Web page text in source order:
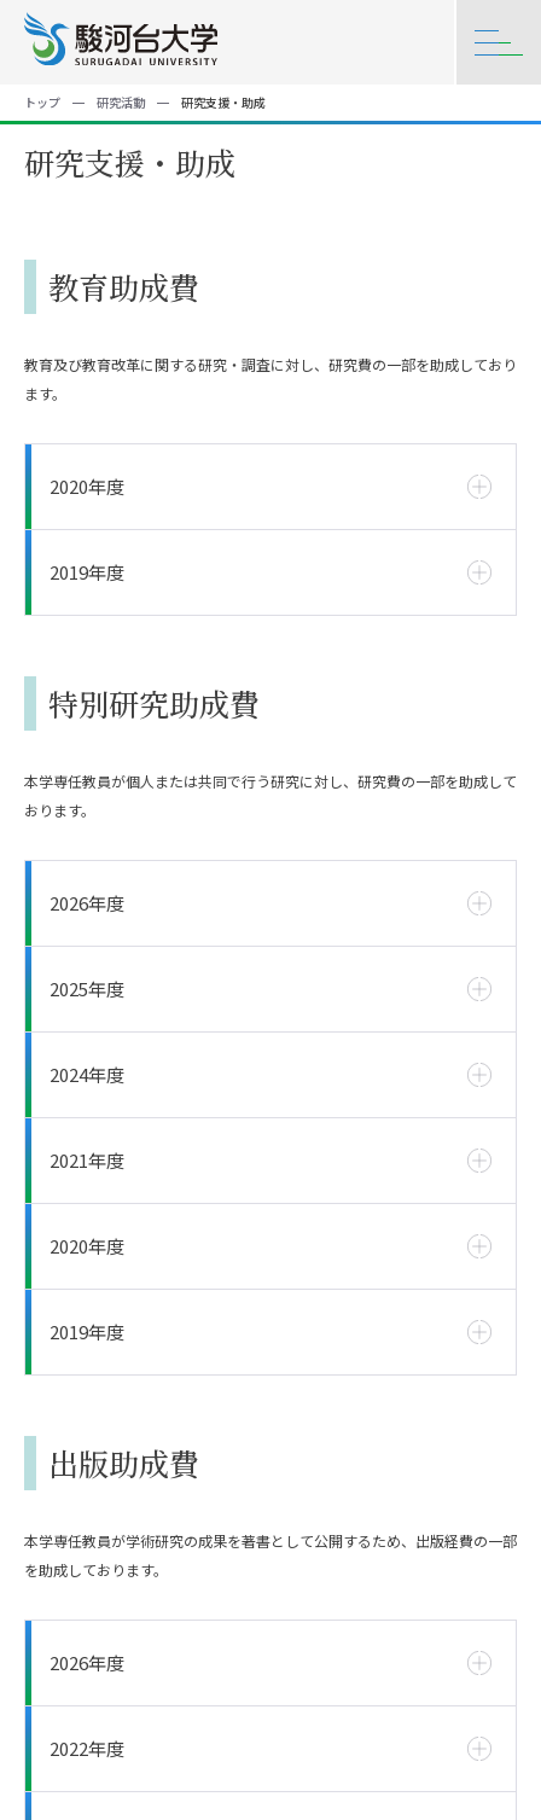
トップ 研究活動 研究支援・助成
研究支援・助成
教育助成費
教育及び教育改革に関する研究・調査に対し、研究費の一部を助成しており
ます。
2020年度
2019年度
特別研究助成費
本学専任教員が個人または共同で行う研究に対し、研究費の一部を助成して
おります。
2026年度
2025年度
2024年度
2021年度
2020年度
2019年度
出版助成費
本学専任教員が学術研究の成果を著書として公開するため、出版経費の一部
を助成しております。
2026年度
2022年度